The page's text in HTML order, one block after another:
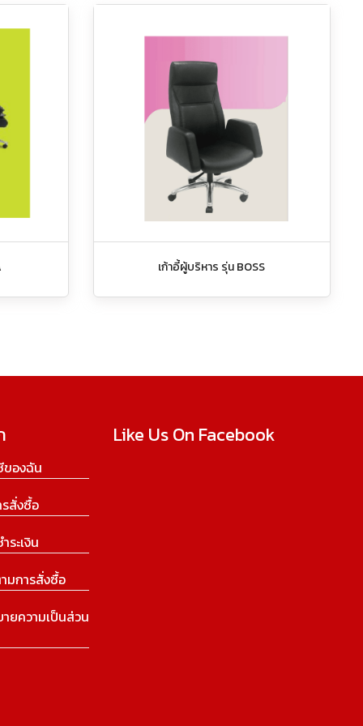
เก้าอี้ผู้บริหาร รุ่น BOSS
องฉัน
สั่งซื้อ
ระเงิน
มการสั่งซื้อ
ายความเป็นส่วน
Like Us On Facebook